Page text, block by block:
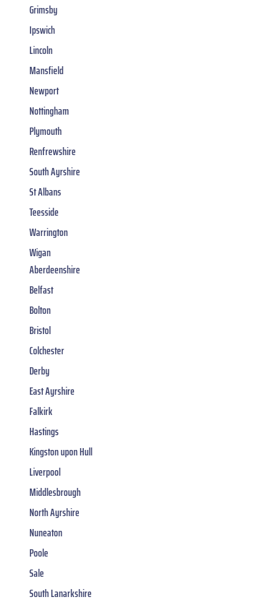
Grimsby
Ipswich
Lincoln
Mansfield
Newport
Nottingham
Plymouth
Renfrewshire
South Ayrshire
St Albans
Teesside
Warrington
Wigan
Aberdeenshire
Belfast
Bolton
Bristol
Colchester
Derby
East Ayrshire
Falkirk
Hastings
Kingston upon Hull
Liverpool
Middlesbrough
North Ayrshire
Nuneaton
Poole
Sale
South Lanarkshire